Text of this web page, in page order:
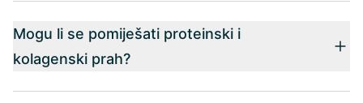
Mogu li se pomiješati proteinski i
kolagenski prah?